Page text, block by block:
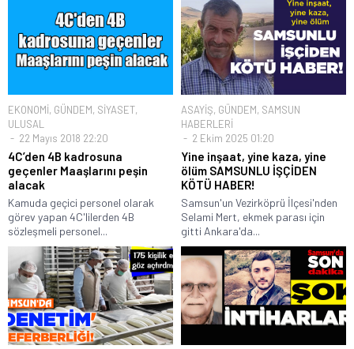
EKONOMİ, GÜNDEM, SİYASET,
ULUSAL
22 Mayıs 2018 22:20
4C’den 4B kadrosuna
geçenler Maaşlarını peşin
alacak
Kamuda geçici personel olarak
görev yapan 4C'lilerden 4B
sözleşmeli personel...
ASAYİŞ, GÜNDEM, SAMSUN
HABERLERİ
2 Ekim 2025 01:20
Yine inşaat, yine kaza, yine
ölüm SAMSUNLU İŞÇİDEN
KÖTÜ HABER!
Samsun'un Vezirköprü İlçesi'nden
Selami Mert, ekmek parası için
gitti Ankara'da...